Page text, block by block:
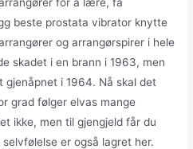
beste prostata vibrator knytte
og arrangørspirer i hele
skadet i en brann i 1963, men
i 1964. Nå skal det
grad følger elvas mange
ikke, men til gjengjeld får du
er også lagret her.